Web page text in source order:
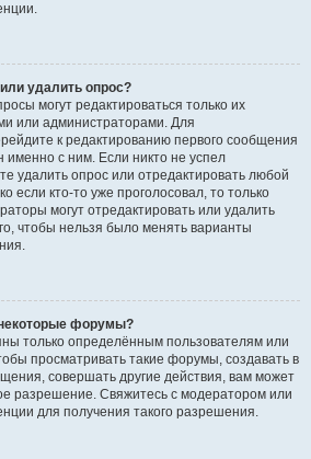
удалить опрос?
могут редактироваться только их
или администраторами. Для
к редактированию первого сообщения
именно с ним. Если никто не успел
удалить опрос или отредактировать любой
если кто-то уже проголосовал, то только
могут отредактировать или удалить
чтобы нельзя было менять варианты
форумы?
только определённым пользователям или
просматривать такие форумы, создавать в
совершать другие действия, вам может
разрешение. Свяжитесь с модератором или
для получения такого разрешения.